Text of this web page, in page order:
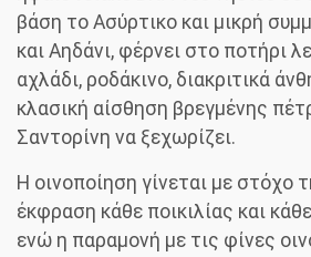
βάση το Ασύρτικο και μικρή
και Αηδάνι, φέρνει στο ποτήρι
αχλάδι, ροδάκινο, διακριτικά
κλασική αίσθηση βρεγμένης
Σαντορίνη να ξεχωρίζει.
Η οινοποίηση γίνεται με στόχο
έκφραση κάθε ποικιλίας και
ενώ η παραμονή με τις φίνες